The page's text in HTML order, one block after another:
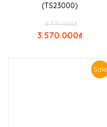
(TS23000)
₫
3.774.000
₫
3.570.000
Sale